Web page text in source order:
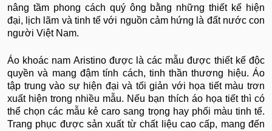
nâng tầm phong cách quý ông bằng những thiết kế hiện
đại, lịch lãm và tinh tế với nguồn cảm hứng là đất nước con
người Việt Nam.
Áo khoác nam Aristino được là các mẫu được thiết kế độc
quyền và mang đậm tính cách, tinh thần thương hiệu. Áo
tập trung vào sự hiện đại và tối giản với họa tiết màu trơn
xuất hiện trong nhiều mẫu. Nếu bạn thích áo họa tiết thì có
thể chọn các mẫu kẻ caro sang trọng hay phối màu tinh tế.
Trang phục được sản xuất từ chất liệu cao cấp, mang đến